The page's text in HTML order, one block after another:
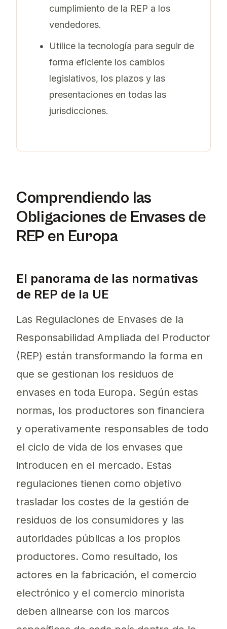
cumplimiento de la REP a los
vendedores.
Utilice la tecnología para seguir de
forma eficiente los cambios
legislativos, los plazos y las
presentaciones en todas las
jurisdicciones.
Comprendiendo las
Obligaciones de Envases de
REP en Europa
El panorama de las normativas
de REP de la UE
Las Regulaciones de Envases de la
Responsabilidad Ampliada del Productor
(REP) están transformando la forma en
que se gestionan los residuos de
envases en toda Europa. Según estas
normas, los productores son financiera
y operativamente responsables de todo
el ciclo de vida de los envases que
introducen en el mercado. Estas
regulaciones tienen como objetivo
trasladar los costes de la gestión de
residuos de los consumidores y las
autoridades públicas a los propios
productores. Como resultado, los
actores en la fabricación, el comercio
electrónico y el comercio minorista
deben alinearse con los marcos